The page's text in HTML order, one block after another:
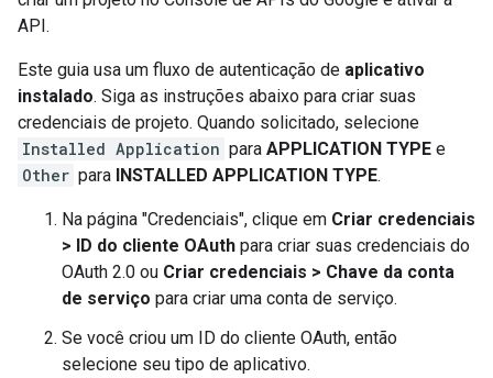
API.
Este guia usa um fluxo de autenticação de aplicativo
instalado. Siga as instruções abaixo para criar suas
credenciais de projeto. Quando solicitado, selecione
Installed Application para APPLICATION TYPE e
Other para INSTALLED APPLICATION TYPE.
Na página "Credenciais", clique em Criar credenciais
> ID do cliente OAuth para criar suas credenciais do
OAuth 2.0 ou Criar credenciais > Chave da conta
de serviço para criar uma conta de serviço.
Se você criou um ID do cliente OAuth, então
selecione seu tipo de aplicativo.